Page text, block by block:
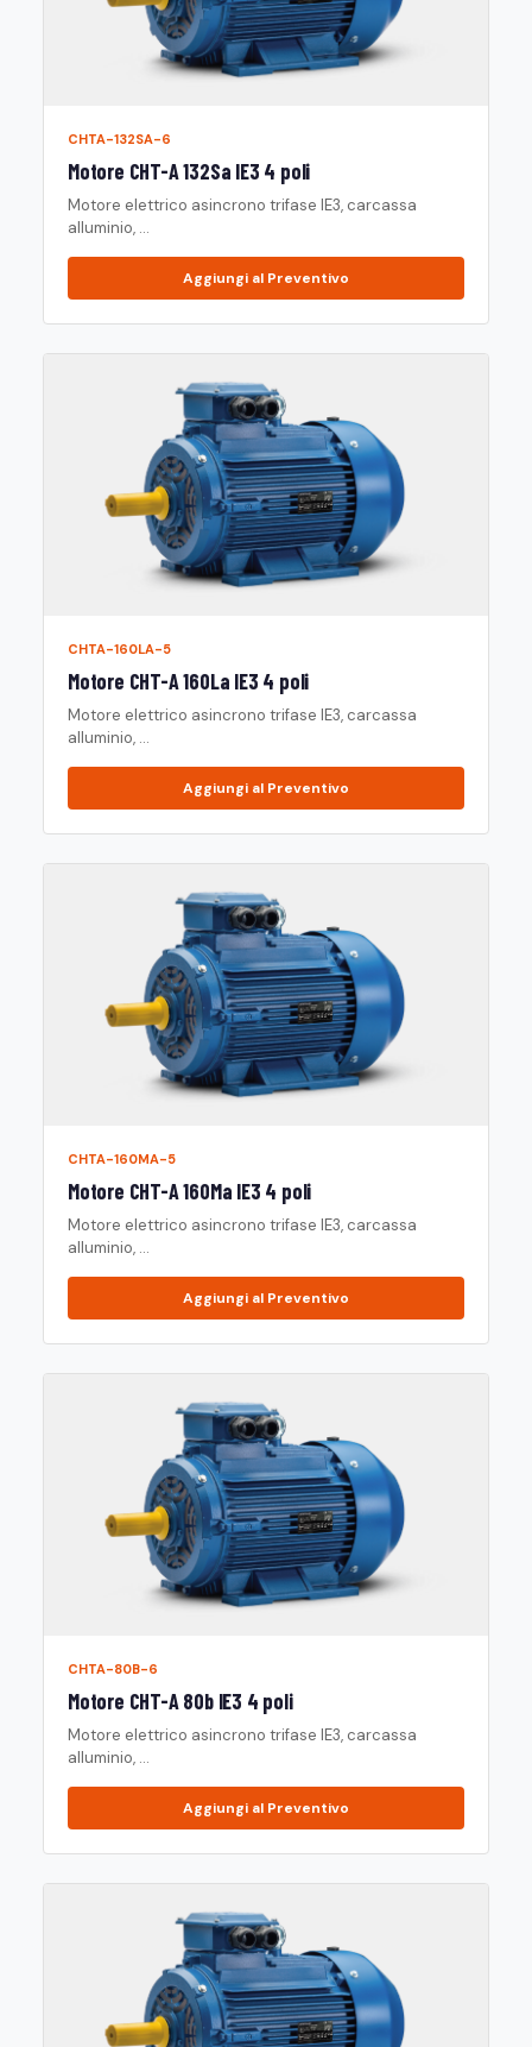
CHTA-132SA-6
Motore CHT-A 132Sa IE3 4 poli
Motore elettrico asincrono trifase IE3, carcassa
alluminio, ...
Aggiungi al Preventivo
CHTA-160LA-5
Motore CHT-A 160La IE3 4 poli
Motore elettrico asincrono trifase IE3, carcassa
alluminio, ...
Aggiungi al Preventivo
CHTA-160MA-5
Motore CHT-A 160Ma IE3 4 poli
Motore elettrico asincrono trifase IE3, carcassa
alluminio, ...
Aggiungi al Preventivo
CHTA-80B-6
Motore CHT-A 80b IE3 4 poli
Motore elettrico asincrono trifase IE3, carcassa
alluminio, ...
Aggiungi al Preventivo